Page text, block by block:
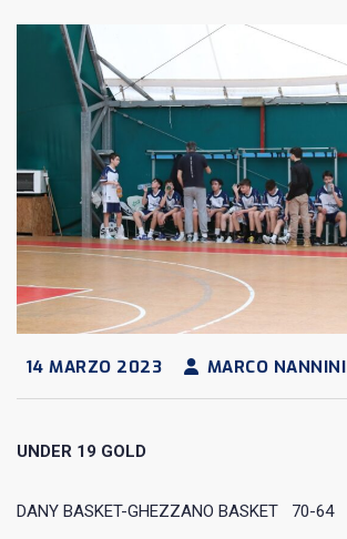
14 MARZO 2023 MARCO NANNINI
UNDER 19 GOLD
DANY BASKET-GHEZZANO BASKET 70-64